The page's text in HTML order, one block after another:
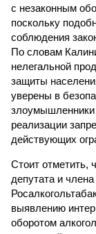
с незаконным
поскольку
соблюдения
По словам
нелегальной
защиты
уверены в
злоумышленники
реализации
действующих
Стоит отметить,
депутата и
выявлению
оборотом